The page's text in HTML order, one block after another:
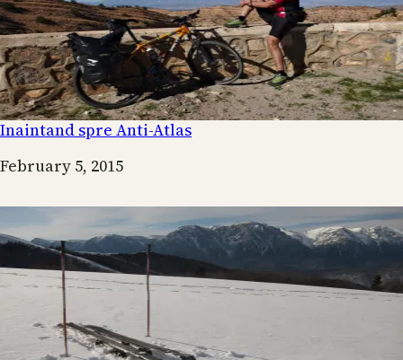
Inaintand spre Anti-Atlas
Date
February 5, 2015